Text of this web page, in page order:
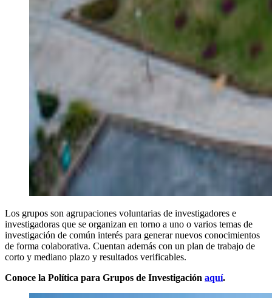
Los grupos son agrupaciones voluntarias de investigadores e
investigadoras que se organizan en torno a uno o varios temas de
investigación de común interés para generar nuevos conocimientos
de forma colaborativa. Cuentan además con un plan de trabajo de
corto y mediano plazo y resultados verificables.
Conoce la Política para Grupos de Investigación aquí.